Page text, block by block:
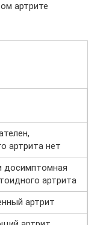
артрите
артрита нет
досимптомная
артрита
артрит